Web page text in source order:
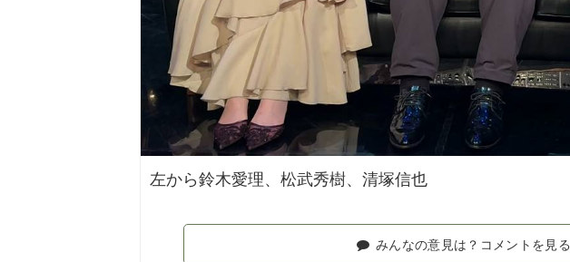
左から鈴木愛理、松武秀樹、清塚信也
みんなの意見は？コメントを見る